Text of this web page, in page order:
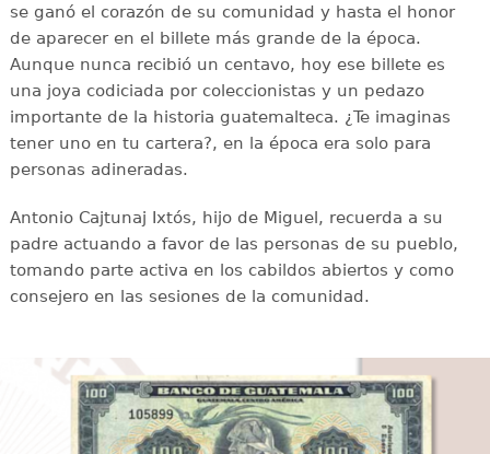
se ganó el corazón de su comunidad y hasta el honor
de aparecer en el billete más grande de la época.
Aunque nunca recibió un centavo, hoy ese billete es
una joya codiciada por coleccionistas y un pedazo
importante de la historia guatemalteca. ¿Te imaginas
tener uno en tu cartera?, en la época era solo para
personas adineradas.
Antonio Cajtunaj Ixtós, hijo de Miguel, recuerda a su
padre actuando a favor de las personas de su pueblo,
tomando parte activa en los cabildos abiertos y como
consejero en las sesiones de la comunidad.